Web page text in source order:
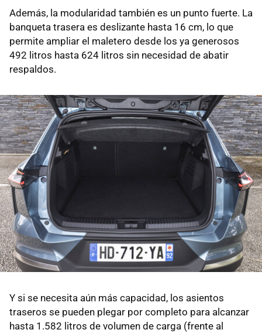
Además, la modularidad también es un punto fuerte. La
banqueta trasera es deslizante hasta 16 cm, lo que
permite ampliar el maletero desde los ya generosos
492 litros hasta 624 litros sin necesidad de abatir
respaldos.
Y si se necesita aún más capacidad, los asientos
traseros se pueden plegar por completo para alcanzar
hasta 1.582 litros de volumen de carga (frente al